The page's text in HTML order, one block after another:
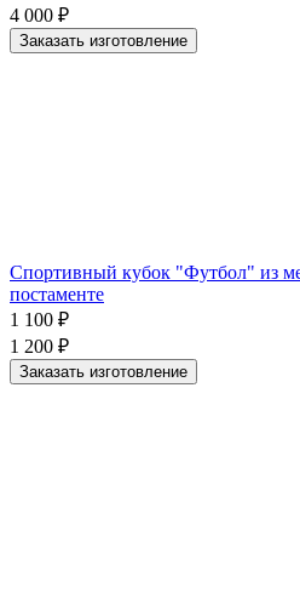
4 000 ₽
Заказать изготовление
Спортивный кубок "Футбол" из
постаменте
1 100 ₽
1 200 ₽
Заказать изготовление